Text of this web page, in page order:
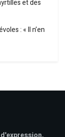
et des
: « Il n’en